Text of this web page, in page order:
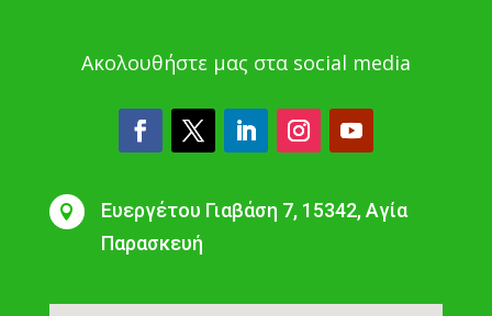
Ακολουθήστε μας στα social media

Ευεργέτου Γιαβάση 7, 15342, Αγία
Παρασκευή